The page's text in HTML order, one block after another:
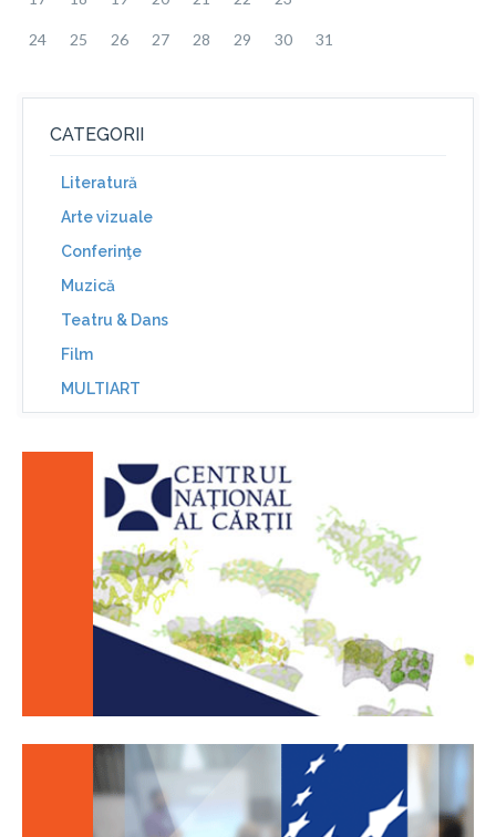
24 25 26 27 28 29 30 31
CATEGORII
Literatură
Arte vizuale
Conferinţe
Muzică
Teatru & Dans
Film
MULTIART